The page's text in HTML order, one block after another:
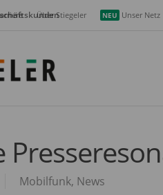
Über Stiegeler NEU Unser Netz
Mobilfunk, News